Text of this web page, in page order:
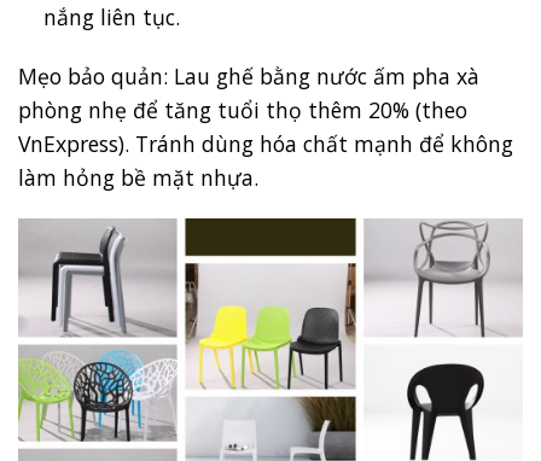
nắng liên tục.
Mẹo bảo quản: Lau ghế bằng nước ấm pha xà
phòng nhẹ để tăng tuổi thọ thêm 20% (theo
VnExpress). Tránh dùng hóa chất mạnh để không
làm hỏng bề mặt nhựa.